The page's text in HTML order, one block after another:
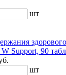
шт
Support, 90
шт